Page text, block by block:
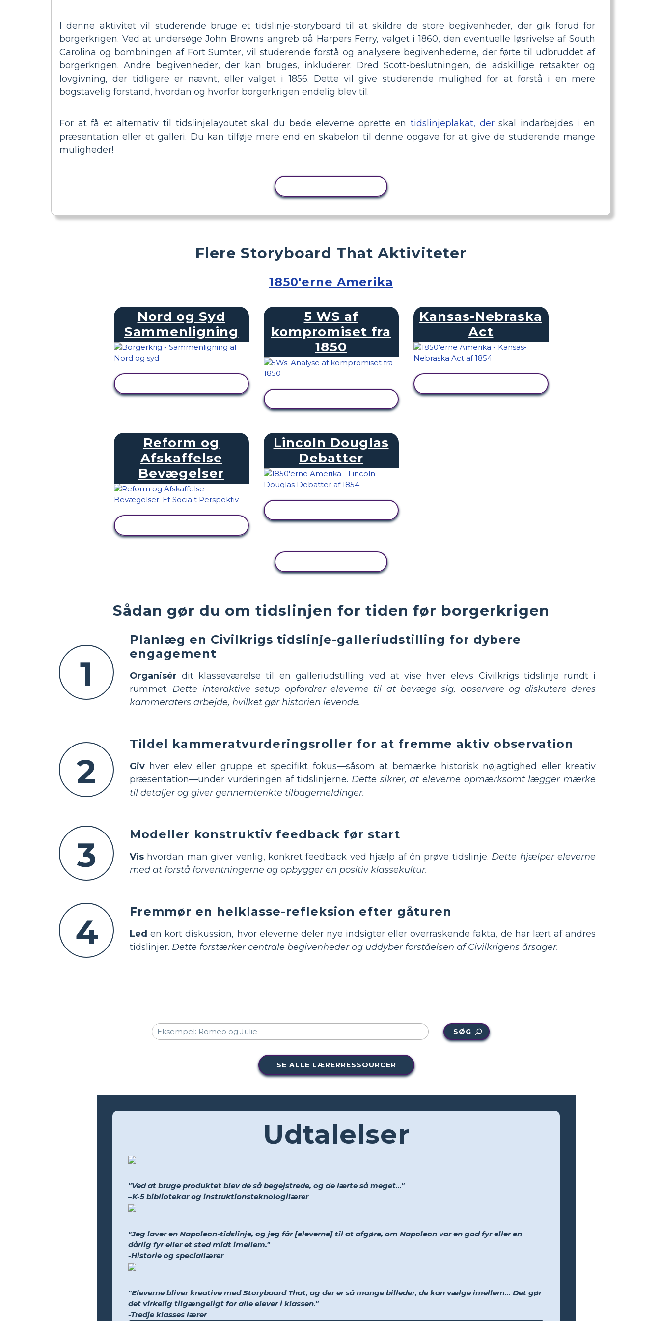
I denne aktivitet vil studerende bruge et tidslinje-storyboard til at skildre de store begivenheder, der gik forud for
borgerkrigen. Ved at undersøge John Browns angreb på Harpers Ferry, valget i 1860, den eventuelle løsrivelse af South
Carolina og bombningen af Fort Sumter, vil studerende forstå og analysere begivenhederne, der førte til udbruddet af
borgerkrigen. Andre begivenheder, der kan bruges, inkluderer: Dred Scott-beslutningen, de adskillige retsakter og
lovgivning, der tidligere er nævnt, eller valget i 1856. Dette vil give studerende mulighed for at forstå i en mere
bogstavelig forstand, hvordan og hvorfor borgerkrigen endelig blev til.
For at få et alternativ til tidslinjelayoutet skal du bede eleverne oprette en tidslinjeplakat, derskal indarbejdes i en
præsentation eller et galleri. Du kan tilføje mere end en skabelon til denne opgave for at give de studerende mange
muligheder!
Sådan gør du om tidslinjen for tiden før borgerkrigen
1
Planlæg en Civilkrigs tidslinje-galleriudstilling for dybere
engagement
Organisér dit klasseværelse til en galleriudstilling ved at vise hver elevs Civilkrigs tidslinje rundt i
rummet. Dette interaktive setup opfordrer eleverne til at bevæge sig, observere og diskutere deres
kammeraters arbejde, hvilket gør historien levende.
2
Tildel kammeratvurderingsroller for at fremme aktiv observation
Giv hver elev eller gruppe et specifikt fokus—såsom at bemærke historisk nøjagtighed eller kreativ
præsentation—under vurderingen af tidslinjerne. Dette sikrer, at eleverne opmærksomt lægger mærke
til detaljer og giver gennemtenkte tilbagemeldinger.
3
Modeller konstruktiv feedback før start
Vis hvordan man giver venlig, konkret feedback ved hjælp af én prøve tidslinje. Dette hjælper eleverne
med at forstå forventningerne og opbygger en positiv klassekultur.
4
Fremmør en helklasse-refleksion efter gåturen
Led en kort diskussion, hvor eleverne deler nye indsigter eller overraskende fakta, de har lært af andres
tidslinjer. Dette forstærker centrale begivenheder og uddyber forståelsen af Civilkrigens årsager.
Flere Storyboard That Aktiviteter
1850'erne Amerika
Nord og Syd
Sammenligning
5 WS af
kompromiset fra
1850
Kansas-Nebraska
Act
Reform og
Afskaffelse
Bevægelser
Lincoln Douglas
Debatter
SØG
SE ALLE LÆRERRESSOURCER
Udtalelser
"Ved at bruge produktet blev de så begejstrede, og de lærte så meget..."
–K-5 bibliotekar og instruktionsteknologilærer
"Jeg laver en Napoleon-tidslinje, og jeg får [eleverne] til at afgøre, om Napoleon var en god fyr eller en
dårlig fyr eller et sted midt imellem."
-Historie og speciallærer
"Eleverne bliver kreative med Storyboard That, og der er så mange billeder, de kan vælge imellem... Det gør
det virkelig tilgængeligt for alle elever i klassen."
-Tredje klasses lærer